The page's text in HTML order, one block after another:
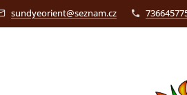
sundyeorient@seznam.cz